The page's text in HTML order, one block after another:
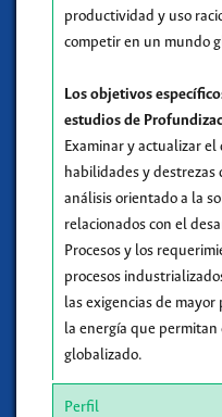
productividad y uso
competir en un mundo
Los objetivos
estudios de
Examinar y actualizar
habilidades y
análisis orientado a la
relacionados con el
Procesos y los
procesos
las exigencias de
la energía que
globalizado.
Perfil